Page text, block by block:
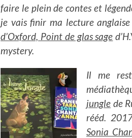
faire le plein de contes et
je vais finir ma lecture
d’Oxford, Point de glas sage
mystery.
Il me
jungle de
rééd.
Sonia